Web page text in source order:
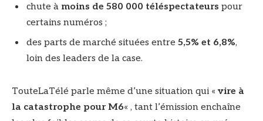
chute à moins de 580 000 téléspectateurs pour
certains numéros ;
des parts de marché situées entre 5,5% et 6,8%,
loin des leaders de la case.
TouteLaTélé parle même d’une situation qui « vire à
la catastrophe pour M6« , tant l’émission enchaîne